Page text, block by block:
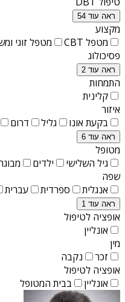
ראה עוד 54
מקצוע
מטפל CBT
מטפל זוגי
פסיכולוג
ראה עוד 2
התמחות
קלינית
איזור
בקעת אונו
גליל דרום
ראה עוד 6
מטופל
גיל השלישי
ילדים
שפה
אנגלית
ספרדית עברית
ראה עוד 1
אופציה לטיפול
אונליין
מין
זכר
נקבה
אופציה לטיפול
אונליין
בבית המטופל